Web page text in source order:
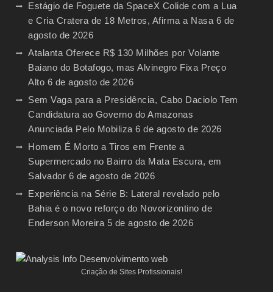
Estágio de Foguete da SpaceX Colide com a Lua
e Cria Cratera de 18 Metros, Afirma a Nasa 6 de
agosto de 2026
Atalanta Oferece R$ 130 Milhões por Volante
Baiano do Botafogo, mas Alvinegro Fixa Preço
Alto 6 de agosto de 2026
Sem Vaga para a Presidência, Cabo Daciolo Tem
Candidatura ao Governo do Amazonas
Anunciada Pelo Mobiliza 6 de agosto de 2026
Homem É Morto a Tiros em Frente a
Supermercado no Bairro da Mata Escura, em
Salvador 6 de agosto de 2026
Experiência na Série B: Lateral revelado pelo
Bahia é o novo reforço do Novorizontino de
Enderson Moreira 5 de agosto de 2026
Criação de Sites Profissionais!